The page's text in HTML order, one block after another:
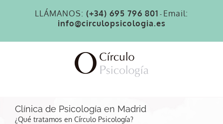
LLÁMANOS: (+34) 695 796 801 - Email:
info@circulopsicologia.es
Clínica de Psicología en Madrid
¿Qué tratamos en Círculo Psicología?